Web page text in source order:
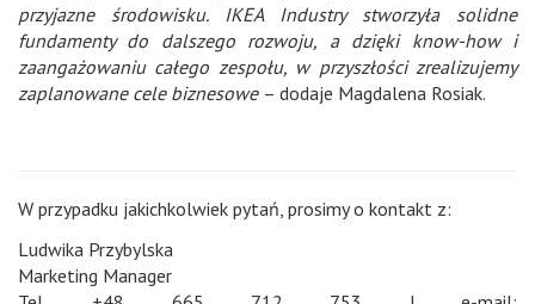
przyjazne środowisku. IKEA Industry stworzyła solidne
fundamenty do dalszego rozwoju, a dzięki know-how i
zaangażowaniu całego zespołu, w przyszłości zrealizujemy
zaplanowane cele biznesowe – dodaje Magdalena Rosiak.
W przypadku jakichkolwiek pytań, prosimy o kontakt z:
Ludwika Przybylska
Marketing Manager